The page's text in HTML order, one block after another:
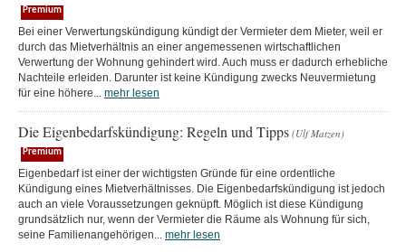
Premium
Bei einer Verwertungskündigung kündigt der Vermieter dem Mieter, weil er
durch das Mietverhältnis an einer angemessenen wirtschaftlichen
Verwertung der Wohnung gehindert wird. Auch muss er dadurch erhebliche
Nachteile erleiden. Darunter ist keine Kündigung zwecks Neuvermietung
für eine höhere... mehr lesen
Die Eigenbedarfskündigung: Regeln und Tipps (Ulf Matzen)
Premium
Eigenbedarf ist einer der wichtigsten Gründe für eine ordentliche
Kündigung eines Mietverhältnisses. Die Eigenbedarfskündigung ist jedoch
auch an viele Voraussetzungen geknüpft. Möglich ist diese Kündigung
grundsätzlich nur, wenn der Vermieter die Räume als Wohnung für sich,
seine Familienangehörigen... mehr lesen